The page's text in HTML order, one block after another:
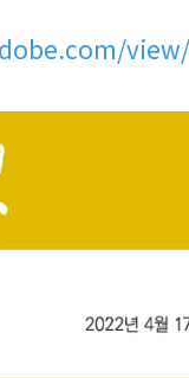
view/